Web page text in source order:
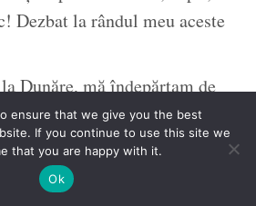
Dezbat la rândul meu aceste
Dunăre, mă îndepărtam de
până înceta larma. Mă
învărteam pe loc. Priveam
de vânt și tulburată de
largul fluviului. Priveam
ensure that we give you the best
If you continue to use this site we
that you are happy with it.
Ok